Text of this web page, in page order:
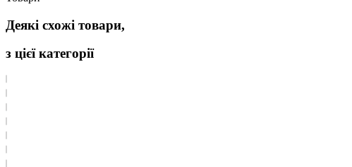
Деякі схожі товари,
з цієї категорії